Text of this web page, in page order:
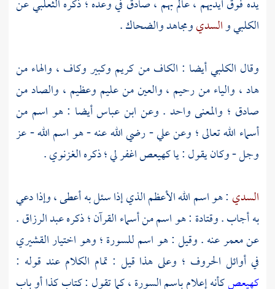
يده فوق أيديهم ، عالم بهم ، صادق في وعده ؛ ذكرهالثعلبيعن
الكلبيوالسديومجاهدوالضحاك.
وقال الكلبيأيضا : الكاف من كريم وكبير وكاف ، والهاء من
هاد ، والياء من رحيم ، والعين من عليم وعظيم ، والصاد من
صادق ؛ والمعنى واحد . وعن ابن عباسأيضا : هو اسم من
أسماء الله تعالى ؛ وعنعلي- رضي الله عنه - هو اسم الله - عز
وجل - وكان يقول : يا كهيعص اغفر لي ؛ ذكرهالغزنوي.
السدي : هو اسم الله الأعظم الذي إذا سئل به أعطى ، وإذا دعي
به أجاب .وقتادة : هو اسم من أسماء القرآن ؛ ذكرهعبد الرزاق.
عنمعمرعنه . وقيل : هو اسم للسورة ؛ وهو اختيارالقشيري
في أوائل الحروف ؛ وعلى هذا قيل : تمام الكلام عند قوله :
كهيعصكأنه إعلام باسم السورة ، كما تقول : كتاب كذا أو باب